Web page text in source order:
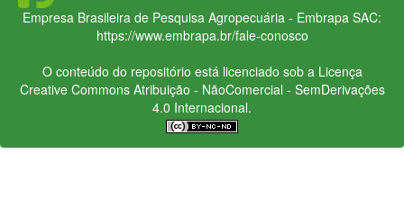
Empresa Brasileira de Pesquisa Agropecuária - Embrapa SAC:
https://www.embrapa.br/fale-conosco
O conteúdo do repositório está licenciado sob a Licença
Creative CommonsAtribuição - NãoComercial - SemDerivações
4.0 Internacional.